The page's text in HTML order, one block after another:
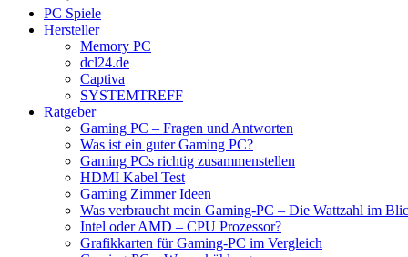
PC Spiele
Hersteller
Memory PC
dcl24.de
Captiva
SYSTEMTREFF
Ratgeber
Gaming PC – Fragen und Antworten
Was ist ein guter Gaming PC?
Gaming PCs richtig zusammenstellen
HDMI Kabel Test
Gaming Zimmer Ideen
Was verbraucht mein Gaming-PC – Die Wattzahl im
Intel oder AMD – CPU Prozessor?
Grafikkarten für Gaming-PC im Vergleich